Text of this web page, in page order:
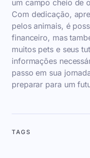
um campo cheio de
Com dedicação,
pelos animais, é
financeiro, mas
muitos pets e seus
informações
passo em sua
preparar para um
TAGS